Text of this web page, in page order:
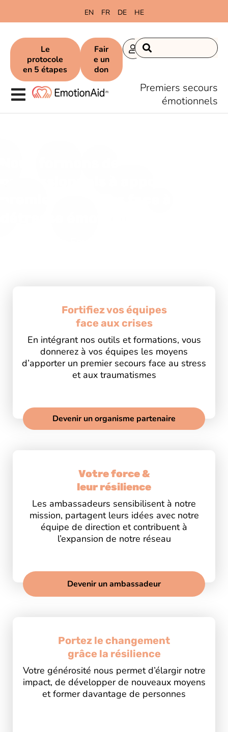
EN FR DE HE
Premiers secours
émotionnels
Le
protocole
en 5 étapes
Fair
e un
don
Fortifiez vos équipes
face aux crises
En intégrant nos outils et formations, vous
donnerez à vos équipes les moyens
d’apporter un premier secours face au stress
et aux traumatismes
Devenir un organisme partenaire
Votre force &
leur résilience
Les ambassadeurs sensibilisent à notre
mission, partagent leurs idées avec notre
équipe de direction et contribuent à
l’expansion de notre réseau
Devenir un ambassadeur
Portez le changement
grâce la résilience
Votre générosité nous permet d’élargir notre
impact, de développer de nouveaux moyens
et former davantage de personnes